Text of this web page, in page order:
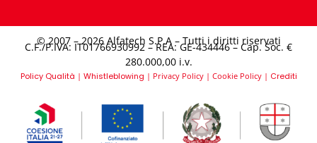
© 2007 – 2026 Alfatech S.P.A – Tutti i diritti riservati
C.F./P.IVA: IT01766930992 – REA: GE-434446 – Cap. Soc. €
280.000,00 i.v.​
Policy Qualità | Whistleblowing | Privacy Policy| Cookie Policy| Crediti